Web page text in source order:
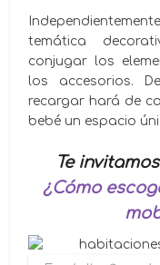
temática
conjugar los
los accesorios.
recargar hará de
bebé un espacio
Te
¿Cómo